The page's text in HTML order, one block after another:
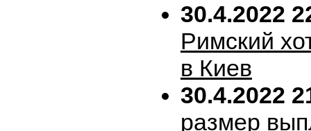
30.4.2022
Римский
в Киев
30.4.2022
размер